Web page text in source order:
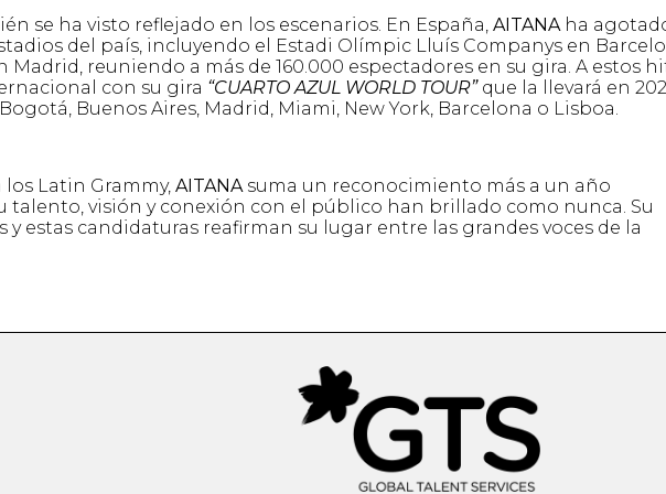
se ha visto reflejado en los escenarios. En España, AITANAha
del país, incluyendo el Estadi Olímpic Lluís Companys en
reuniendo a más de 160.000 espectadores en su gira. A estos
con su gira “CUARTO AZUL WORLD TOUR”que la llevará en
Buenos Aires, Madrid, Miami, New York, Barcelona o Lisboa.
Latin Grammy, AITANAsuma un reconocimiento más a un año
talento, visión y conexión con el público han brillado como nunca. Su
estas candidaturas reafirman su lugar entre las grandes voces de la